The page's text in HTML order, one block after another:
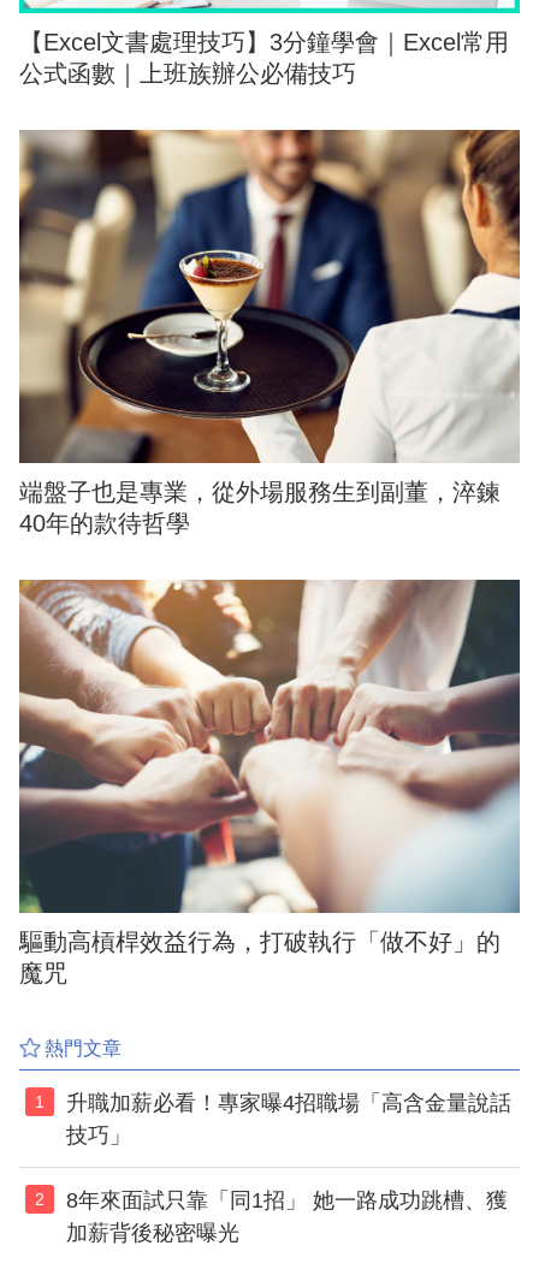
【Excel文書處理技巧】3分鐘學會｜Excel常用
公式函數｜上班族辦公必備技巧
端盤子也是專業，從外場服務生到副董，淬鍊
40年的款待哲學
驅動高槓桿效益行為，打破執行「做不好」的
魔咒
熱門文章
1
升職加薪必看！專家曝4招職場「高含金量說話
技巧」
2
8年來面試只靠「同1招」 她一路成功跳槽、獲
加薪背後秘密曝光